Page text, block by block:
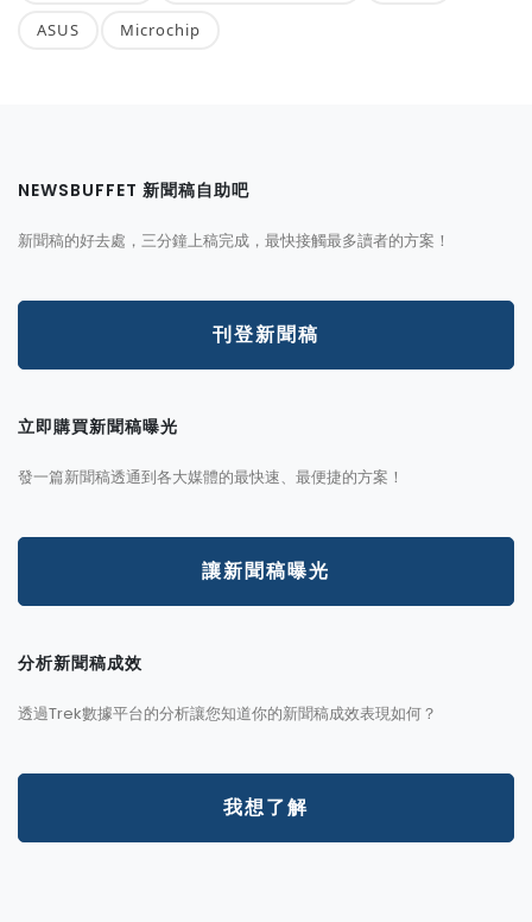
ASUS Microchip
NEWSBUFFET 新聞稿自助吧
新聞稿的好去處，三分鐘上稿完成，最快接觸最多讀者的方案！
刊登新聞稿
立即購買新聞稿曝光
發一篇新聞稿透通到各大媒體的最快速、最便捷的方案！
讓新聞稿曝光
分析新聞稿成效
透過Trek數據平台的分析讓您知道你的新聞稿成效表現如何？
我想了解